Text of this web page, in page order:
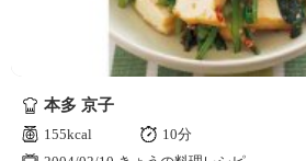
本多 京子
155kcal
10分